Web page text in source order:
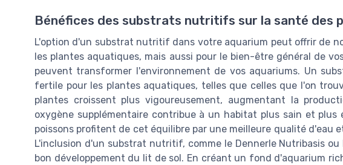
Bénéfices des substrats nutritifs sur la santé des
L'option d'un substrat nutritif dans votre aquarium peut offrir de
les plantes aquatiques, mais aussi pour le bien-être général de
peuvent transformer l'environnement de vos aquariums. Un
fertile pour les plantes aquatiques, telles que celles que l'on
plantes croissent plus vigoureusement, augmentant la
oxygène supplémentaire contribue à un habitat plus sain et plus
poissons profitent de cet équilibre par une meilleure qualité d'eau
L'inclusion d'un substrat nutritif, comme le Dennerle Nutribasis
bon développement du lit de sol. En créant un fond d'aquarium